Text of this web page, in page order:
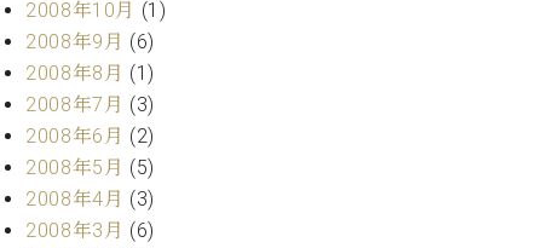
2008年10月 (1)
2008年9月 (6)
2008年8月 (1)
2008年7月 (3)
2008年6月 (2)
2008年5月 (5)
2008年4月 (3)
2008年3月 (6)